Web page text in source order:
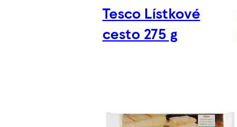
Tesco Lístkové
cesto 275 g